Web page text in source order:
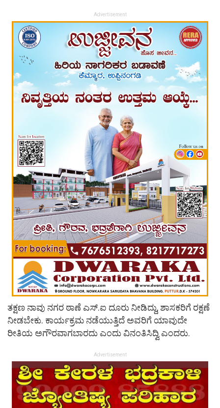
Advertisement
ತಕ್ಷಣ ನಾವು ನಗರ ಠಾಣೆ ಎಸ್.ಐ ದೂರು ನೀಡಿದ್ದು, ಶಾಸಕರಿಗೆ ರಕ್ಷಣೆ
ನೀಡಬೇಕು. ಕಾರ್ಯಕ್ರಮ ನಡೆಯುತ್ತಿದೆ ಅವರಿಗೆ ಯಾವುದೇ
ರೀತಿಯ ಅಗೌರವಾಗಬಾರದು ಎಂದು ವಿನಂತಿಸಿದ್ವಿ ಎಂದರು.
Advertisement